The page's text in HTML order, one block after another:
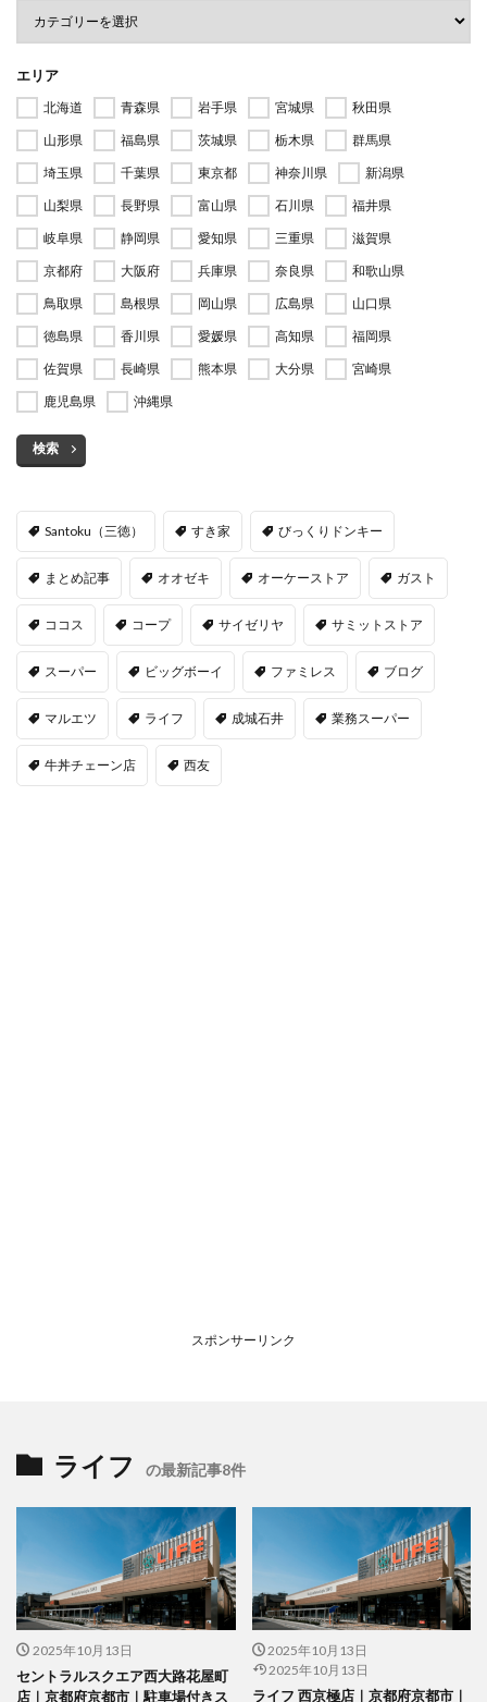
エリア
北海道 青森県 岩手県 宮城県
秋田県
山形県
福島県 茨城県 栃木県
群馬県
埼玉県
千葉県 東京都 神奈川県
新潟県
山梨県
長野県 富山県 石川県
福井県
岐阜県
静岡県 愛知県 三重県
滋賀県
京都府
大阪府 兵庫県 奈良県
和歌山県
鳥取県
島根県 岡山県 広島県
山口県
徳島県
香川県 愛媛県 高知県
福岡県
佐賀県
長崎県 熊本県 大分県
宮崎県
鹿児島県
沖縄県
検索
Santoku（三徳） すき家 びっくりドンキー
まとめ記事 オオゼキ オーケーストア ガスト
ココス コープ サイゼリヤ サミットストア
スーパー ビッグボーイ ファミレス ブログ
マルエツ ライフ 成城石井 業務スーパー
牛丼チェーン店 西友
スポンサーリンク
ライフ の最新記事8件
2025年10月13日
セントラルスクエア西大路花屋町
店｜京都府京都市｜駐車場付きス
2025年10月13日
2025年10月13日
ライフ 西京極店｜京都府京都市｜